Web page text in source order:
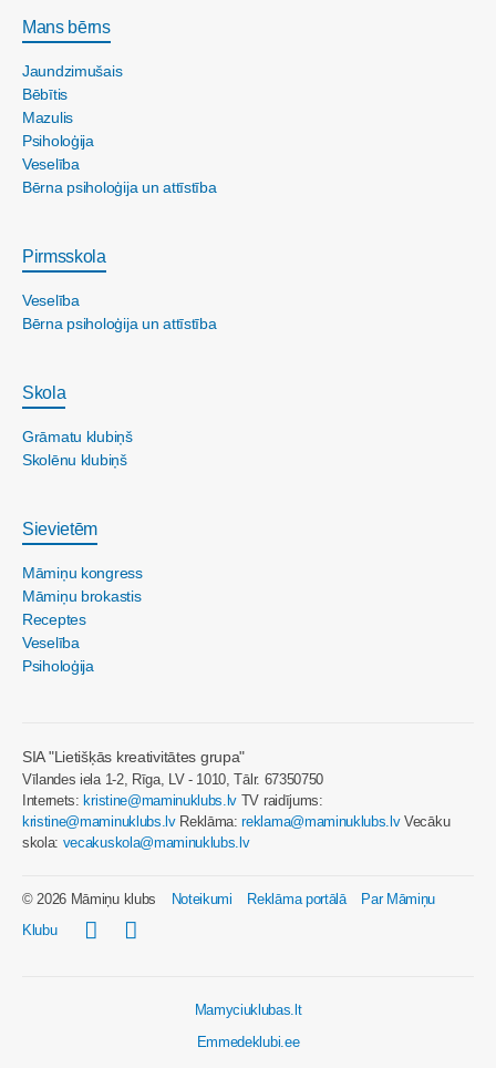
Mans bērns
Jaundzimušais
Bēbītis
Mazulis
Psiholoģija
Veselība
Bērna psiholoģija un attīstība
Pirmsskola
Veselība
Bērna psiholoģija un attīstība
Skola
Grāmatu klubiņš
Skolēnu klubiņš
Sievietēm
Māmiņu kongress
Māmiņu brokastis
Receptes
Veselība
Psiholoģija
SIA "Lietišķās kreativitātes grupa"
Vīlandes iela 1-2, Rīga, LV - 1010, Tālr. 67350750
Internets: kristine@maminuklubs.lv TV raidījums:
kristine@maminuklubs.lvReklāma:reklama@maminuklubs.lvVecāku
skola: vecakuskola@maminuklubs.lv
© 2026 Māmiņu klubs Noteikumi Reklāma portālā
Par Māmiņu
Klubu
Mamyciuklubas.lt
Emmedeklubi.ee